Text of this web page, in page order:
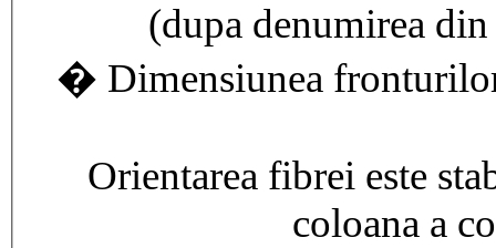
(dupa denumirea
� Dimensiunea
Orientarea fibrei este
coloana a